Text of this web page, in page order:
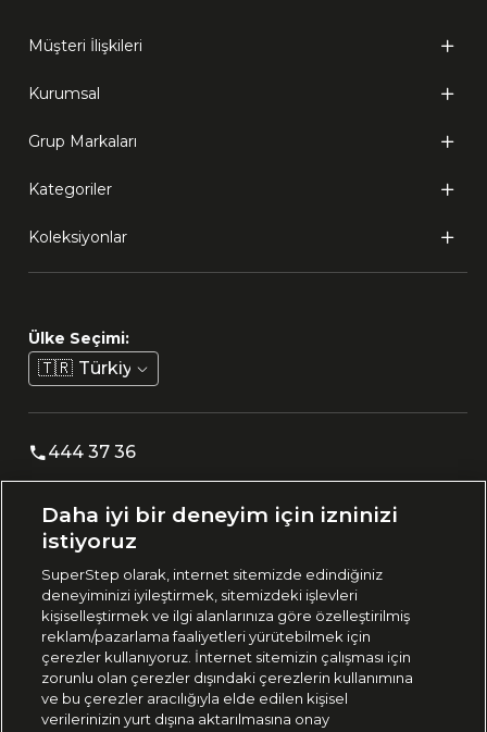
Müşteri İlişkileri
Kurumsal
Grup Markaları
Kategoriler
Koleksiyonlar
Ülke Seçimi:
🇹🇷 Türkiye
444 37 36
Uygulamadan Takip Edin
Bizi Takip Edin
Daha iyi bir deneyim için izninizi
istiyoruz
SuperStep olarak, internet sitemizde edindiğiniz
deneyiminizi iyileştirmek, sitemizdeki işlevleri
kişiselleştirmek ve ilgi alanlarınıza göre özelleştirilmiş
reklam/pazarlama faaliyetleri yürütebilmek için
çerezler kullanıyoruz. İnternet sitemizin çalışması için
zorunlu olan çerezler dışındaki çerezlerin kullanımına
ve bu çerezler aracılığıyla elde edilen kişisel
verilerinizin yurt dışına aktarılmasına onay